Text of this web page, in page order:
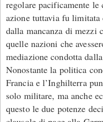
regolare pacificamente
azione tuttavia fu
dalla mancanza di mezzi
quelle nazioni che
mediazione condotta
Nonostante la politica
Francia e l’Inghilterra
solo militare, ma anche
questo le due potenze